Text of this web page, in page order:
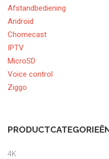
Afstandbediening
Android
Chomecast
IPTV
MicroSD
Voice control
Ziggo
4K